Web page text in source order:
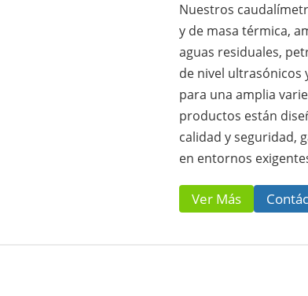
Nuestros
y de masa térmica,
aguas residuales,
de nivel ultrasónicos
para una amplia
productos están
calidad y seguridad,
en entornos
Ver Más